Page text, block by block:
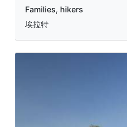
Families, hikers
埃拉特